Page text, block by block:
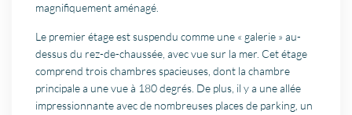
magnifiquement aménagé.
Le premier étage est suspendu comme une « galerie » au-
dessus du rez-de-chaussée, avec vue sur la mer. Cet étage
comprend trois chambres spacieuses, dont la chambre
principale a une vue à 180 degrés. De plus, il y a une allée
impressionnante avec de nombreuses places de parking, un